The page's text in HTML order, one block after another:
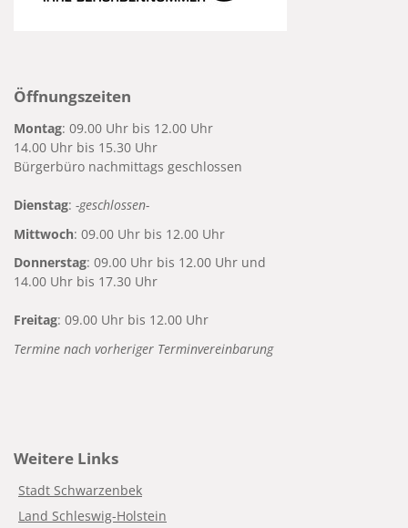
Öffnungszeiten
Montag: 09.00 Uhr bis 12.00 Uhr
14.00 Uhr bis 15.30 Uhr
Bürgerbüro nachmittags geschlossen
Dienstag: -geschlossen-
Mittwoch: 09.00 Uhr bis 12.00 Uhr
Donnerstag: 09.00 Uhr bis 12.00 Uhr und
14.00 Uhr bis 17.30 Uhr
Freitag: 09.00 Uhr bis 12.00 Uhr
Termine nach vorheriger Terminvereinbarung
Weitere Links
Stadt Schwarzenbek
Land Schleswig-Holstein